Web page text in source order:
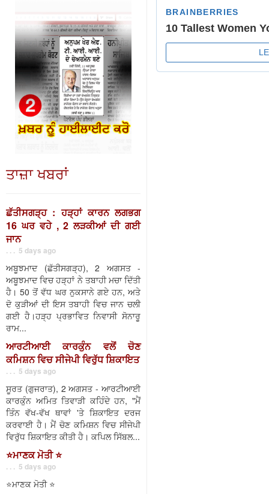
ਤਾਜ਼ਾ ਖਬਰਾਂ
ਛੱਤੀਸਗੜ੍ਹ : ਹੜ੍ਹਾਂ ਕਾਰਨ ਲਗਭਗ
16 ਘਰ ਵਹੇ , 2 ਲੜਕੀਆਂ ਦੀ ਗਈ
ਜਾਨ
. . . 5 days ago
ਅਬੂਝਮਾਦ (ਛੱਤੀਸਗੜ੍ਹ), 2 ਅਗਸਤ -
ਅਬੂਝਮਾਦ ਵਿਚ ਹੜ੍ਹਾਂ ਨੇ ਤਬਾਹੀ ਮਚਾ ਦਿੱਤੀ
ਹੈ। 50 ਤੋਂ ਵੱਧ ਘਰ ਨੁਕਸਾਨੇ ਗਏ ਹਨ, ਅਤੇ
ਦੋ ਕੁੜੀਆਂ ਦੀ ਇਸ ਤਬਾਹੀ ਵਿਚ ਜਾਨ ਚਲੀ
ਗਈ ਹੈ।ਹੜ੍ਹ ਪ੍ਰਭਾਵਿਤ ਨਿਵਾਸੀ ਸੋਨਾਰੂ
ਰਾਮ...
ਆਰਟੀਆਈ ਕਾਰਕੁੰਨ ਵਲੋਂ ਚੋਣ
ਕਮਿਸ਼ਨ ਵਿਚ ਸੀਜੇਪੀ ਵਿਰੁੱਧ ਸ਼ਿਕਾਇਤ
. . . 5 days ago
ਸੂਰਤ (ਗੁਜਰਾਤ), 2 ਅਗਸਤ - ਆਰਟੀਆਈ
ਕਾਰਕੁੰਨ ਅਮਿਤ ਤਿਵਾੜੀ ਕਹਿੰਦੇ ਹਨ, "ਮੈਂ
ਤਿੰਨ ਵੱਖ-ਵੱਖ ਥਾਵਾਂ 'ਤੇ ਸ਼ਿਕਾਇਤ ਦਰਜ
ਕਰਵਾਈ ਹੈ। ਮੈਂ ਚੋਣ ਕਮਿਸ਼ਨ ਵਿਚ ਸੀਜੇਪੀ
ਵਿਰੁੱਧ ਸ਼ਿਕਾਇਤ ਕੀਤੀ ਹੈ। ਕਪਿਲ ਸਿੱਬਲ...
⭐️ਮਾਣਕ ਮੋਤੀ ⭐️
. . . 5 days ago
⭐️ਮਾਣਕ ਮੋਤੀ ⭐️